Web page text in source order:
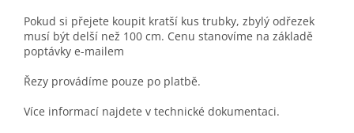
Pokud si přejete koupit kratší kus trubky, zbylý odřezek
musí být delší než 100 cm. Cenu stanovíme na základě
poptávky e-mailem
Řezy provádíme pouze po platbě.
Více informací najdete v technické dokumentaci.